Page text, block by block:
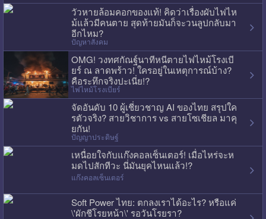
วัวหายล้อมคอกของแท้! คิดว่าเรื่องผับไฟไห
ม้แล้วมีคนตาย สุดท้ายมันก็จะวนลูปกลับมา
อีกไหม?
ปัญหาสังคม
OMG! วงทศกัณฐ์นาทีหนีตายไฟไหม้โรงเบี
ยร์ ณ ลาดพร้าว! ใครอยู่ในเหตุการณ์บ้าง?
คือระทึกจริงปะเนี่ย!?
ไฟไหม้โรงเบียร์
จัดอันดับ 10 ผู้เชี่ยวชาญ AI ของไทย สรุปใค
รตัวจริง? สายวิชาการ vs สายโซเชียล มาคุ
ยกัน!
ปัญญาประดิษฐ์
เหนื่อยใจกับแก๊งคอลเซ็นเตอร์! เมื่อไหร่จะห
มดไปสักทีวะ นี่มันยุคไหนแล้ว!?
แก๊งคอลเซ็นเตอร์
Soft Power ไทย: ตกลงเราได้อะไร? หรือแค่
\'ผักชีโรยหน้า\' รอวันโรยรา?